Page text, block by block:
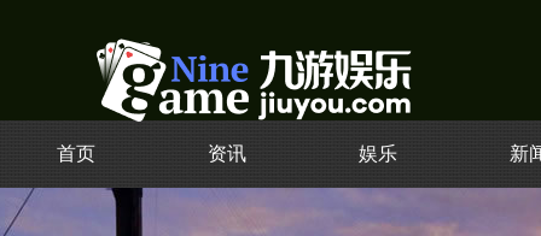
首页 资讯 娱乐 新